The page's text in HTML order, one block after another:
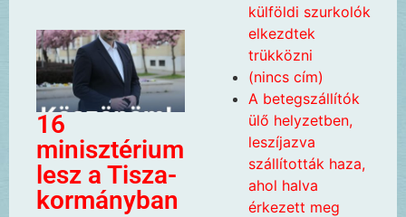
16
minisztérium
lesz a Tisza-
kormányban
külföldi szurkolók
elkezdtek
trükközni
(nincs cím)
A betegszállítók
ülő helyzetben,
leszíjazva
szállították haza,
ahol halva
érkezett meg